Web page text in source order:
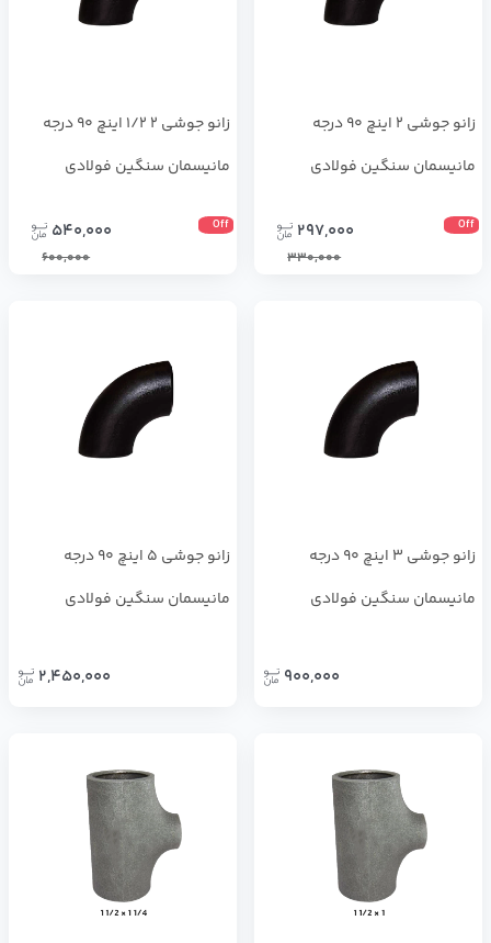
زانو جوشی 2 اینچ 90 درجه
مانیسمان سنگین فولادی
Off
297,000
330,000
زانو جوشی 2 1/2 اینچ 90 درجه
مانیسمان سنگین فولادی
Off
540,000
600,000
زانو جوشی 3 اینچ 90 درجه
مانیسمان سنگین فولادی
900,000
زانو جوشی 5 اینچ 90 درجه
مانیسمان سنگین فولادی
2,450,000